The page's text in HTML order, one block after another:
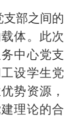
支部之间的
体。此次
中心党支
设学生党
优势资源，
理论的合